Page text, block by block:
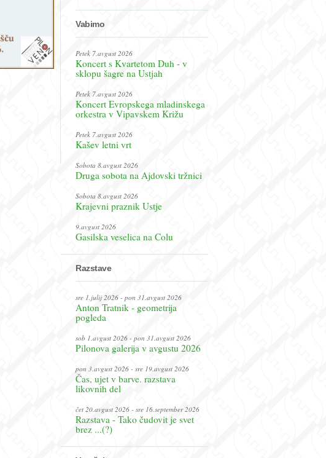
Vabimo
Petek 7.avgust 2026
Koncert s Kvartetom Duh - v
sklopu šagre na Ustjah
Petek 7.avgust 2026
Koncert Evropskega mladinskega
orkestra v Vipavskem Križu
Petek 7.avgust 2026
Kašev letni vrt
Sobota 8.avgust 2026
Druga sobota na Ajdovski tržnici
Sobota 8.avgust 2026
Krajevni praznik Ustje
9.avgust 2026
Gasilska veselica na Colu
Razstave
sre 1.julij 2026 - pon 31.avgust 2026
Anton Tratnik - geometrija
pogleda
sob 1.avgust 2026 - pon 31.avgust 2026
Pilonova galerija v avgustu 2026
pon 3.avgust 2026 - sre 19.avgust 2026
Čas, ujet v barve. razstava
likovnih del
čet 20.avgust 2026 - sre 16.september 2026
Razstava - Tako čudovit je svet
brez ...(?)